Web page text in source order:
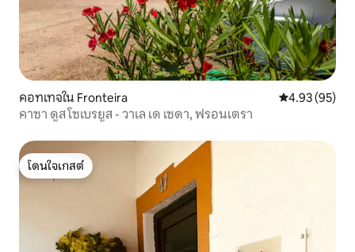
คอทเทจใน Fronteira คะแนนเฉลี่ย
4.93 (95)
คาซา ดูส โซเบรยูส - วาเล เด เซดา, ฟรอนเตรา
โดนใจเกสต์
โดนใจเกสต์